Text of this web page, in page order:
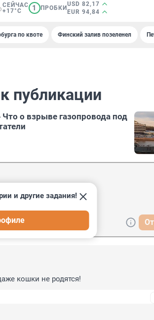
СЕЙЧАС
+17°C
1 ПРОБКИ
USD 82,17
EUR 94,84
по квоте Финский залив позеленел
публикации
о взрыве газопровода под
и другие задания!
кошки не родятся!